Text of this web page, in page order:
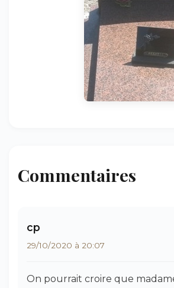
Commentaires
cp
29/10/2020 à 20:07
On pourrait croire que